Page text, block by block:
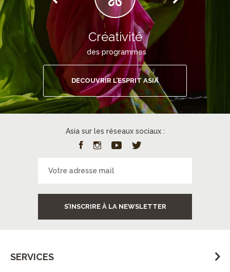
Créativité
des programmes
DECOUVRIR L’ESPRIT ASIA
Asia sur les réseaux sociaux :
S’INSCRIRE À LA NEWSLETTER
SERVICES